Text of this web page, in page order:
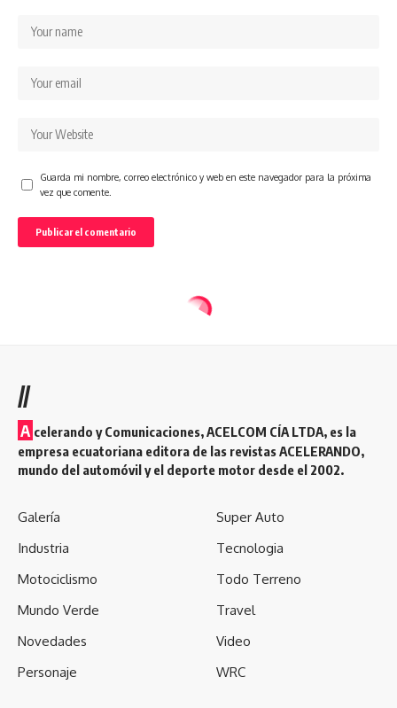
Guarda mi nombre, correo electrónico y web en este navegador para la próxima
vez que comente.
//
A celerando y Comunicaciones, ACELCOM CÍA LTDA, es la
empresa ecuatoriana editora de las revistas ACELERANDO,
mundo del automóvil y el deporte motor desde el 2002.
Galería
Industria
Motociclismo
Mundo Verde
Novedades
Personaje
Super Auto
Tecnologia
Todo Terreno
Travel
Video
WRC